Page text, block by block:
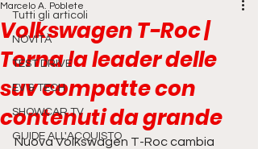
Tutti gli articoli
NOVITÀ
TEST DRIVE
EV & TECH
SHOWCAR TV
GUIDE ALL'ACQUISTO
Volkswagen T-Roc |
Torna la leader delle
suv compatte con
contenuti da grande
Marcelo A. Poblete
Nuova Volkswagen T-Roc cambia